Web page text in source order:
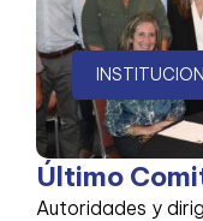
Último
Autoridades y